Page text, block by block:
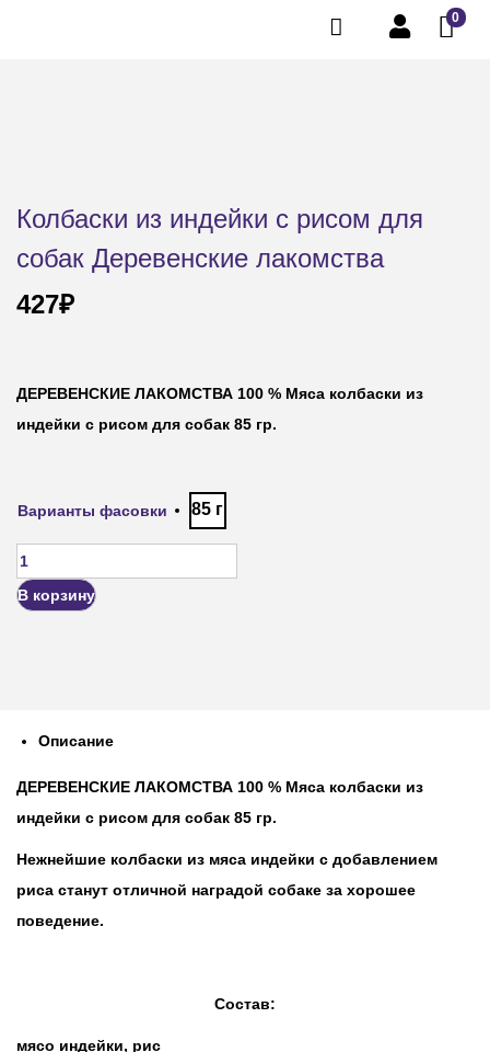
0
Колбаски из индейки с рисом для
собак Деревенские лакомства
427₽
ДЕРЕВЕНСКИЕ ЛАКОМСТВА 100 % Мяса колбаски из
индейки с рисом для собак 85 гр.
Варианты фасовки 85 г
В корзину
Описание
ДЕРЕВЕНСКИЕ ЛАКОМСТВА 100 % Мяса колбаски из
индейки с рисом для собак 85 гр.
Нежнейшие колбаски из мяса индейки с добавлением
риса станут отличной наградой собаке за хорошее
поведение.
Состав:
мясо индейки, рис